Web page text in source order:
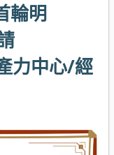
輪明
力中心/經